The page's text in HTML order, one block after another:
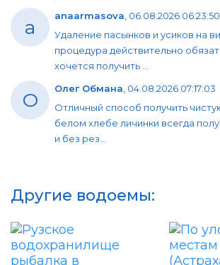
a anaarmasova, 06.08.2026 06:23:50
Удаление пасынков и усиков на
процедура действительно
хочется получить ...
О Олег Обмана, 04.08.2026 07:17:03
Отличный способ получить
белом хлебе личинки всегда
и без рез...
Другие водоемы: